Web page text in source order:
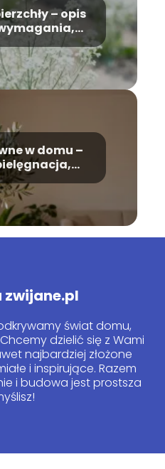
– opis
w domu –
zwijane.pl
świat domu,
dzielić się z Wami
najbardziej złożone
i inspirujące. Razem
i budowa jest prostsza